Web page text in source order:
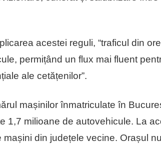
acestei reguli, “traficul din
permițând un flux mai fluent
ale cetățenilor”.
mașinilor înmatriculate în
1,7 milioane de autovehicule. La
din județele vecine. Orașul